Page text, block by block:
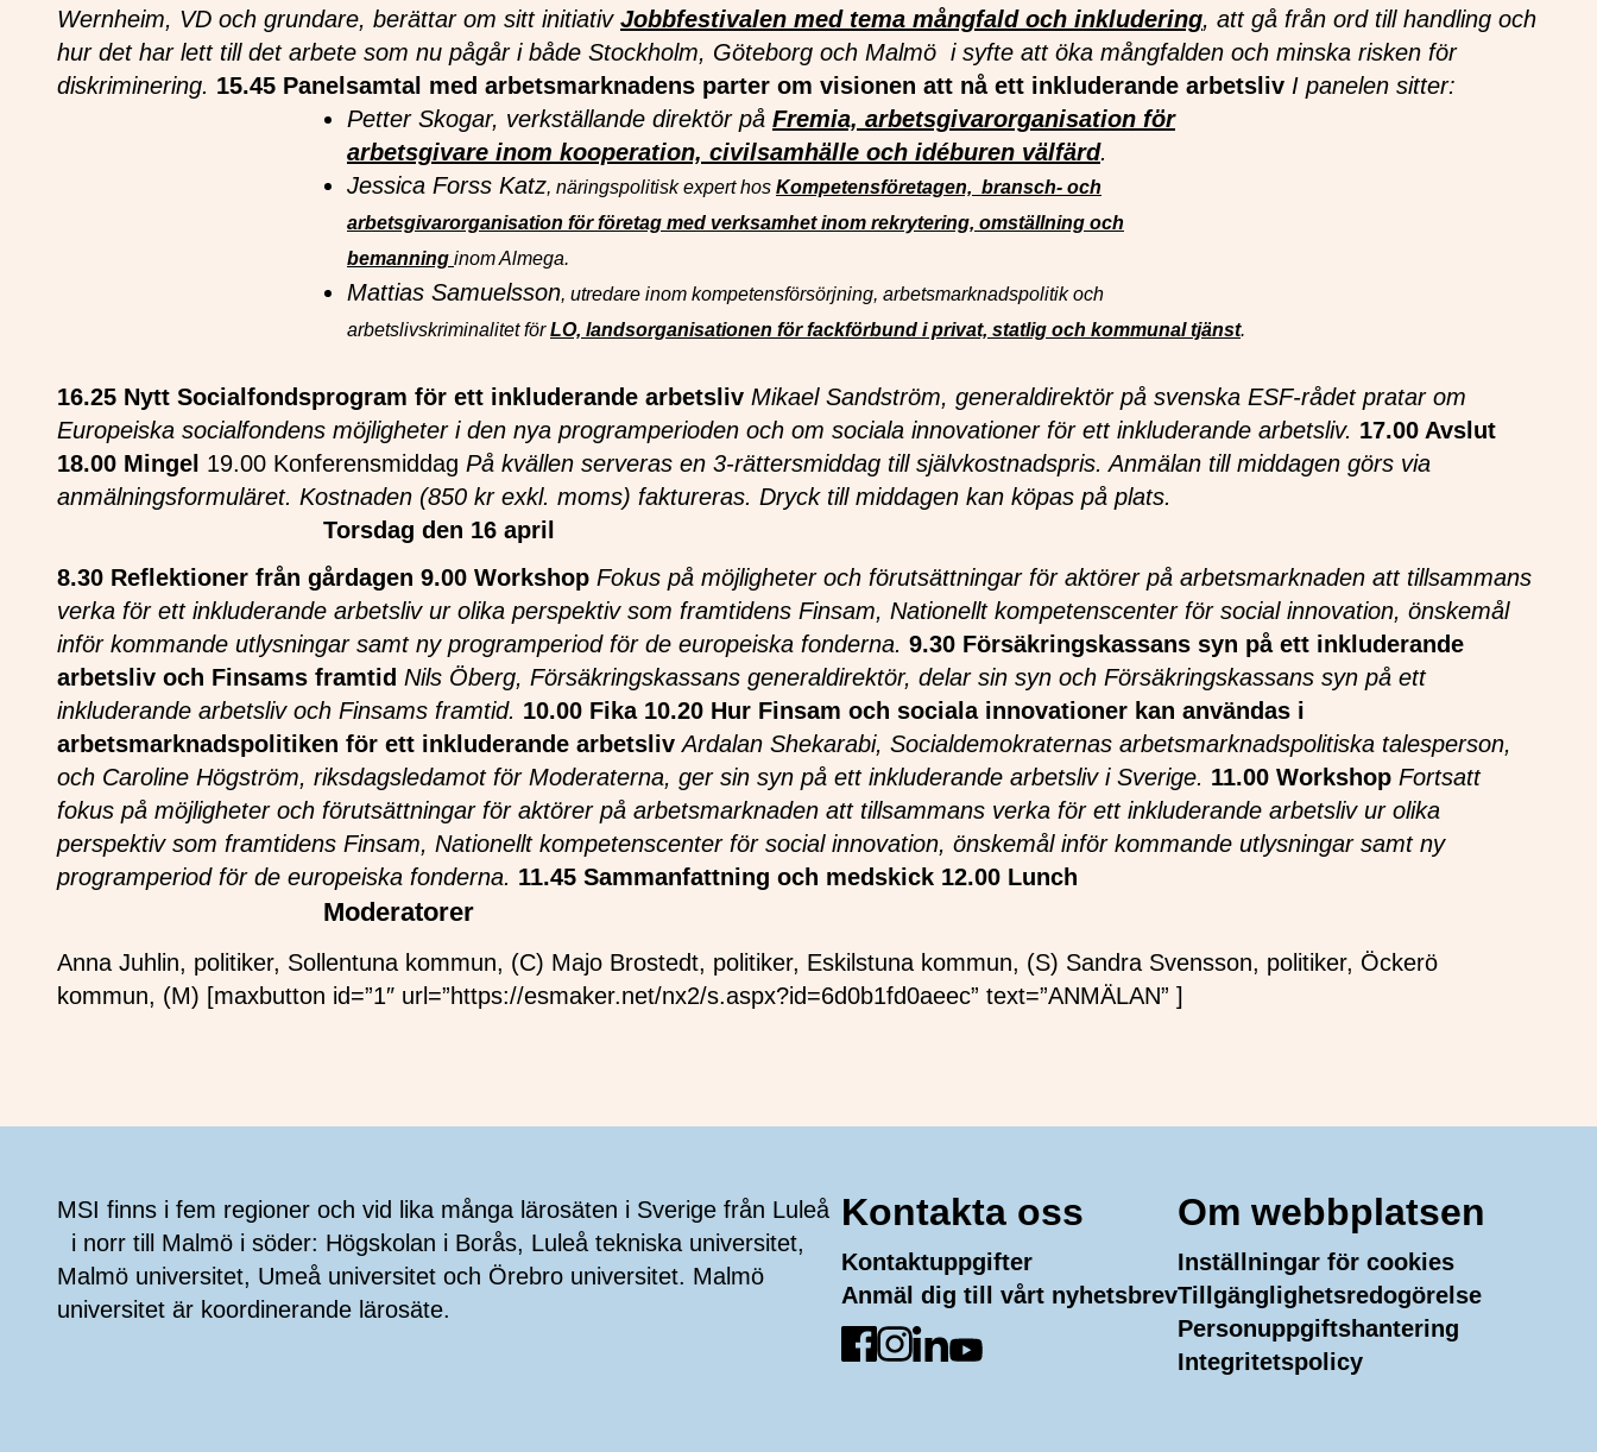
Wernheim, VD och grundare, berättar om sitt initiativ Jobbfestivalen med tema mångfald och inkludering, att gå från ord till handling och
hur det har lett till det arbete som nu pågår i både Stockholm, Göteborg och Malmö i syfte att öka mångfalden och minska risken för
diskriminering. 15.45 Panelsamtal med arbetsmarknadens parter om visionen att nå ett inkluderande arbetsliv I panelen sitter:
Petter Skogar, verkställande direktör på Fremia, arbetsgivarorganisation för
arbetsgivare inom kooperation, civilsamhälle och idéburen välfärd.
Jessica Forss Katz, näringspolitisk expert hos Kompetensföretagen, bransch- och
arbetsgivarorganisation för företag med verksamhet inom rekrytering, omställning och
bemanning inom Almega.
Mattias Samuelsson, utredare inom kompetensförsörjning, arbetsmarknadspolitik och
arbetslivskriminalitet förLO, landsorganisationen för fackförbund i privat, statlig och kommunal tjänst.
16.25 Nytt Socialfondsprogram för ett inkluderande arbetsliv Mikael Sandström, generaldirektör på svenska ESF-rådet pratar om
Europeiska socialfondens möjligheter i den nya programperioden och om sociala innovationer för ett inkluderande arbetsliv. 17.00 Avslut
18.00 Mingel 19.00 Konferensmiddag På kvällen serveras en 3‑rättersmiddag till självkostnadspris. Anmälan till middagen görs via
anmälningsformuläret. Kostnaden (850 kr exkl. moms) faktureras. Dryck till middagen kan köpas på plats.
Torsdag den 16 april
8.30 Reflektioner från gårdagen 9.00 Workshop Fokus på möjligheter och förutsättningar för aktörer på arbetsmarknaden att tillsammans
verka för ett inkluderande arbetsliv ur olika perspektiv som framtidens Finsam, Nationellt kompetenscenter för social innovation, önskemål
inför kommande utlysningar samt ny programperiod för de europeiska fonderna. 9.30 Försäkringskassans syn på ett inkluderande
arbetsliv och Finsams framtid Nils Öberg, Försäkringskassans generaldirektör, delar sin syn och Försäkringskassans syn på ett
inkluderande arbetsliv och Finsams framtid. 10.00 Fika 10.20 Hur Finsam och sociala innovationer kan användas i
arbetsmarknadspolitiken för ett inkluderande arbetslivArdalan Shekarabi, Socialdemokraternas arbetsmarknadspolitiska talesperson,
och Caroline Högström, riksdagsledamot för Moderaterna, ger sin syn på ett inkluderande arbetsliv i Sverige. 11.00 Workshop Fortsatt
fokus på möjligheter och förutsättningar för aktörer på arbetsmarknaden att tillsammans verka för ett inkluderande arbetsliv ur olika
perspektiv som framtidens Finsam, Nationellt kompetenscenter för social innovation, önskemål inför kommande utlysningar samt ny
programperiod för de europeiska fonderna. 11.45 Sammanfattning och medskick 12.00 Lunch
Moderatorer
Anna Juhlin, politiker, Sollentuna kommun, (C) Majo Brostedt, politiker, Eskilstuna kommun, (S) Sandra Svensson, politiker, Öckerö
kommun, (M) [maxbutton id=”1″ url=”https://esmaker.net/nx2/s.aspx?id=6d0b1fd0aeec” text=”ANMÄLAN” ]
MSI finns i fem regioner och vid lika många lärosäten i Sverige från Luleå
i norr till Malmö i söder: Högskolan i Borås, Luleå tekniska universitet,
Malmö universitet, Umeå universitet och Örebro universitet. Malmö
universitet är koordinerande lärosäte.
Kontakta oss
Kontaktuppgifter
Anmäl dig till vårt nyhetsbrev
Gå till Facebook
Gå till Instagram
Gå till LinkedIn
Gå till YouTube
Om webbplatsen
Inställningar för cookies
Tillgänglighetsredogörelse
Personuppgiftshantering
Integritetspolicy